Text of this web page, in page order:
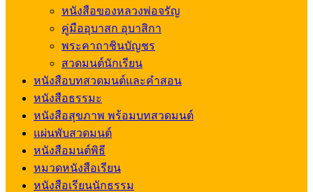
หนังสือของหลวงพ่อจรัญ
คู่มืออุบาสก อุบาสิกา
พระคาถาชินบัญชร
สวดมนต์นักเรียน
หนังสือบทสวดมนต์และคำสอน
หนังสือธรรมะ
หนังสือสุขภาพ พร้อมบทสวดมนต์
แผ่นพับสวดมนต์
หนังสือมนต์พิธี
หมวดหนังสือเรียน
หนังสือเรียนนักธรรม